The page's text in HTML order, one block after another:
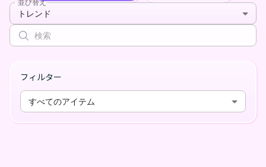
並び替え
トレンド
フィルター
すべてのアイテム